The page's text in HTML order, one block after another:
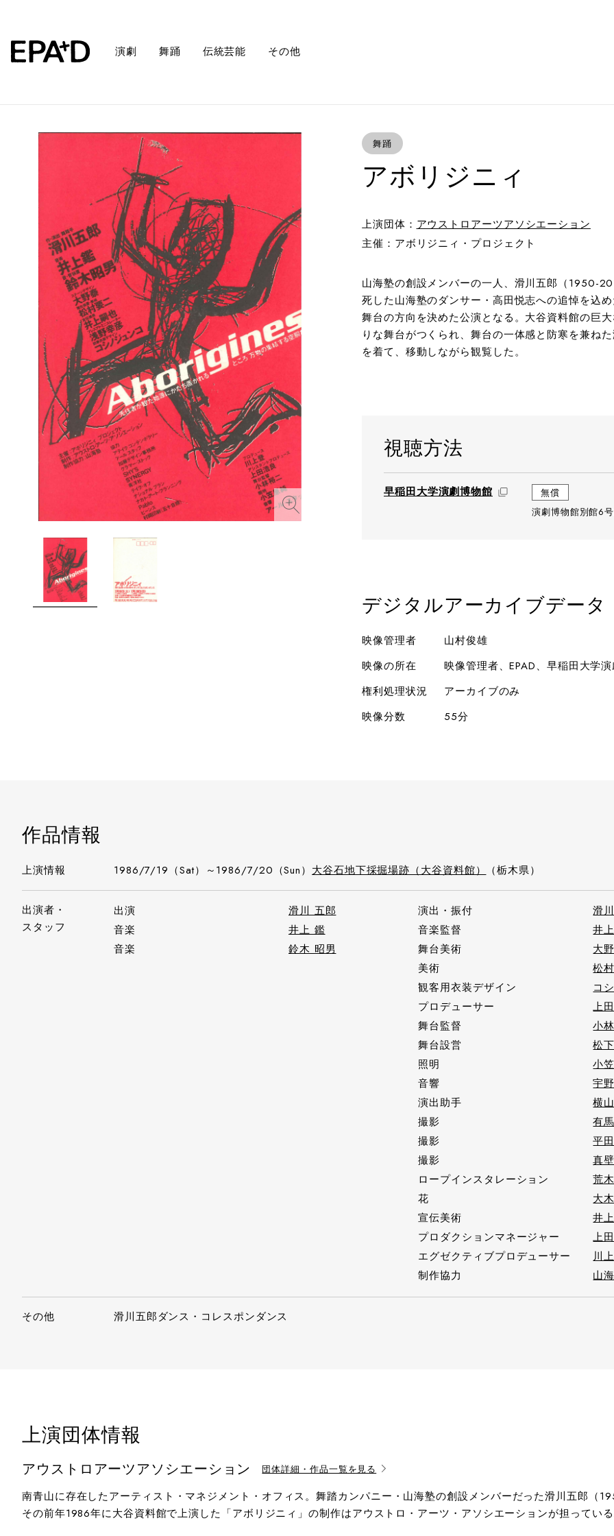
演劇 舞踊 伝統芸能 その他
舞踊
アボリジニィ
上演団体： アウストロアーツアソシエーション
主催：アボリジニィ・プロジェクト
山海塾の創設メンバーの一人、滑川五郎（1950-
死した山海塾のダンサー・高田悦志への追悼を込
舞台の方向を決めた公演となる。大谷資料館の巨
りな舞台がつくられ、舞台の一体感と防寒を兼ね
を着て、移動しながら観覧した。
視聴方法
早稲田大学演劇博物館
無償
演劇博物館別館6
デジタルアーカイブデータ
映像管理者
山村俊雄
映像の所在
映像管理者、EPAD、早稲田大学
権利処理状況
アーカイブのみ
映像分数
55分
作品情報
上演情報 1986/7/19（Sat）～1986/7/20（Sun） 大谷石地下採掘場跡（大谷資料館） （栃木県）
出演者・
スタッフ
出演
滑川 五郎
音楽
井上 鑑
音楽
鈴木 昭男
演出・振付
滑
音楽監督
井
舞台美術
大
美術
松
観客用衣装デザイン
コ
プロデューサー
上
舞台監督
小
舞台設営
松
照明
小
音響
宇
演出助手
横
撮影
有
撮影
平
撮影
真
ロープインスタレーション
荒
花
大
宣伝美術
井
プロダクションマネージャー
上
エグゼクティブプロデューサー
川
制作協力
山
その他 滑川五郎ダンス・コレスポンダンス
上演団体情報
アウストロアーツアソシエーション 団体詳細・作品一覧を見る
南青山に存在したアーティスト・マネジメント・オフィス。舞踏カンパニー・山海塾の創設メンバーだった滑川五郎（
その前年1986年に大谷資料館で上演した「アボリジニィ」の制作はアウストロ・アーツ・アソシエーションが担っている